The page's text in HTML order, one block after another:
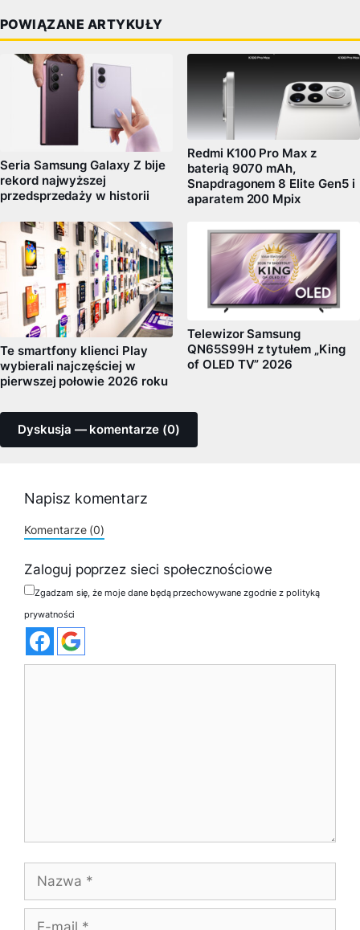
POWIĄZANE ARTYKUŁY
Seria Samsung Galaxy Z bije
rekord najwyższej
przedsprzedaży w historii
Redmi K100 Pro Max z
baterią 9070 mAh,
Snapdragonem 8 Elite Gen5 i
aparatem 200 Mpix
Te smartfony klienci Play
wybierali najczęściej w
pierwszej połowie 2026 roku
Telewizor Samsung
QN65S99H z tytułem „King
of OLED TV” 2026
Dyskusja — komentarze (0)
Napisz komentarz
Komentarze (0)
Zaloguj poprzez sieci społecznościowe
Zgadzam się, że moje dane będą przechowywane zgodnie z polityką
prywatności
Nazwa